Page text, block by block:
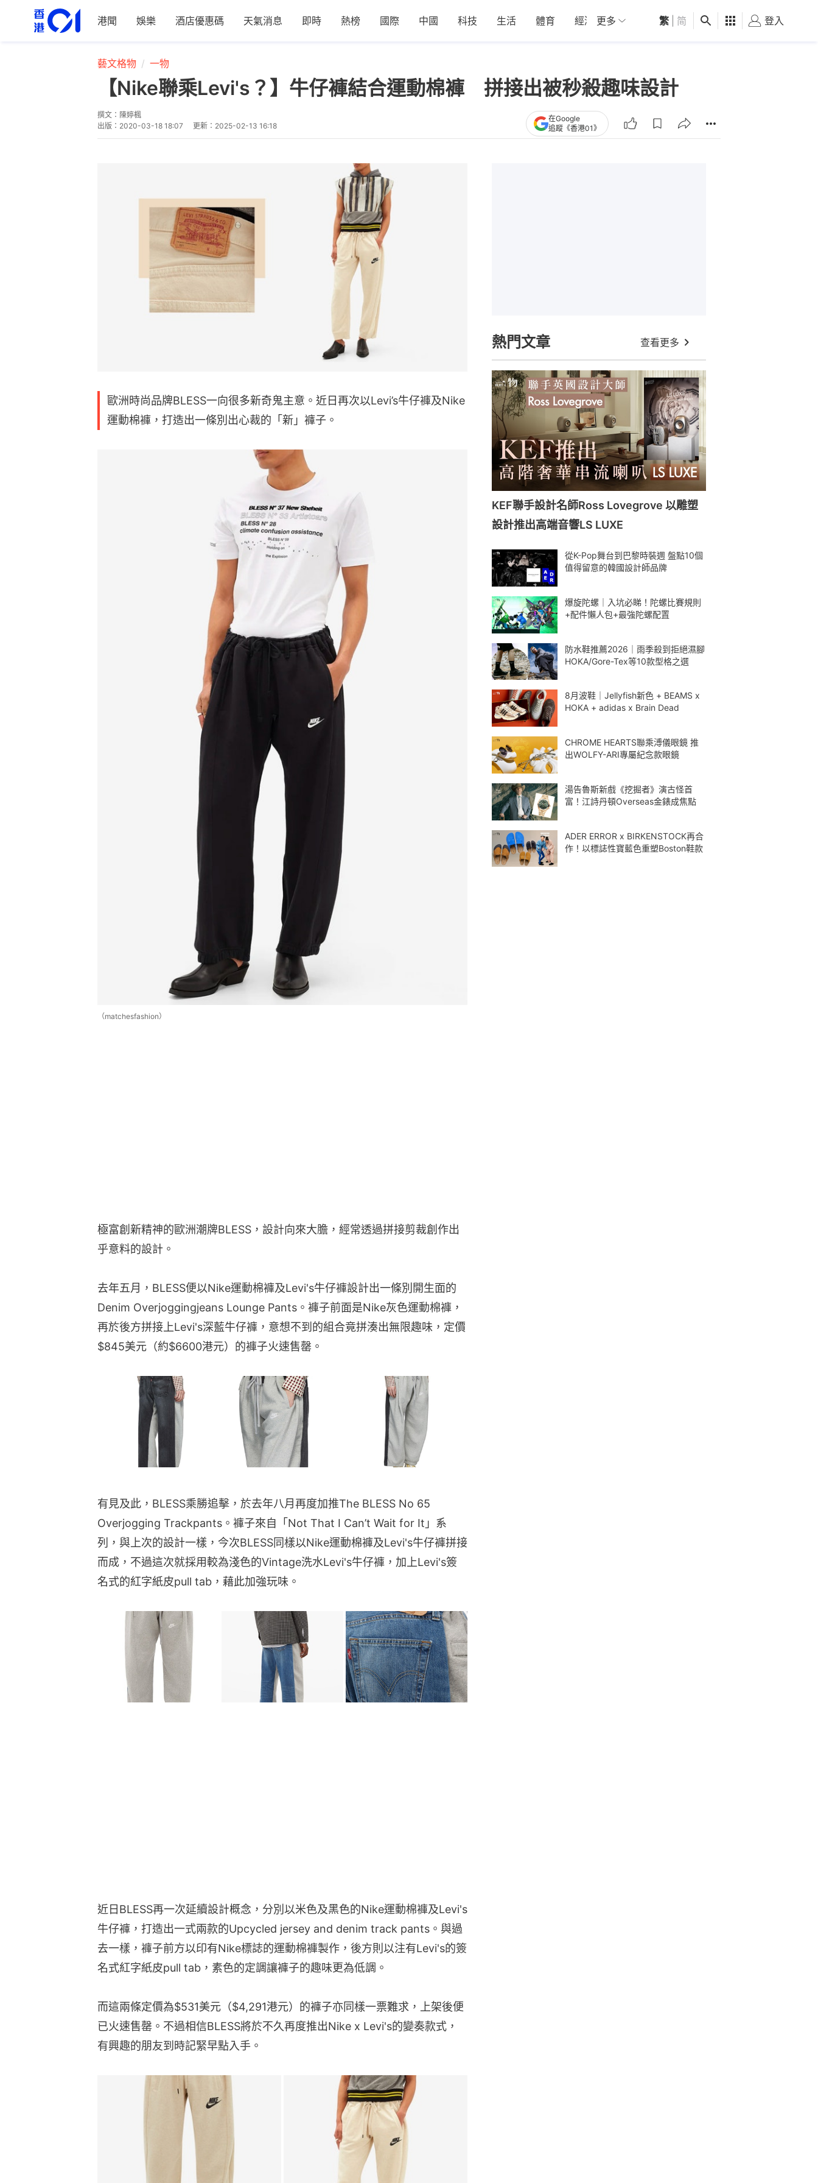
港聞 娛樂 酒店優惠碼 天氣消息 即時 熱榜 國際 中國 科技 生活 體育 經濟 01深圳 觀點 健康 好食玩飛
更多 繁 简 登入
藝文格物 一物
【Nike聯乘Levi's？】牛仔褲結合運動棉褲 拼接出被秒殺趣味設計
撰文： 陳婷楓
出版： 2020-03-18 18:07 更新： 2025-02-13 16:18
在Google
追蹤《香港01》
歐洲時尚品牌BLESS一向很多新奇鬼主意。近日再次以Levi’s牛仔褲及Nike
運動棉褲，打造出一條別出心裁的「新」褲子。
（matchesfashion）
極富創新精神的歐洲潮牌BLESS，設計向來大膽，經常透過拼接剪裁創作出
乎意料的設計。
去年五月，BLESS便以Nike運動棉褲及Levi's牛仔褲設計出一條別開生面的
Denim Overjoggingjeans Lounge Pants。褲子前面是Nike灰色運動棉褲，
再於後方拼接上Levi's深藍牛仔褲，意想不到的組合竟拼湊出無限趣味，定價
$845美元（約$6600港元）的褲子火速售罄。
有見及此，BLESS乘勝追擊，於去年八月再度加推The BLESS No 65
Overjogging Trackpants。褲子來自「Not That I Can’t Wait for It」系
列，與上次的設計一樣，今次BLESS同樣以Nike運動棉褲及Levi's牛仔褲拼接
而成，不過這次就採用較為淺色的Vintage洗水Levi's牛仔褲，加上Levi's簽
名式的紅字紙皮pull tab，藉此加強玩味。
近日BLESS再一次延續設計概念，分別以米色及黑色的Nike運動棉褲及Levi's
牛仔褲，打造出一式兩款的Upcycled jersey and denim track pants。與過
去一樣，褲子前方以印有Nike標誌的運動棉褲製作，後方則以注有Levi's的簽
名式紅字紙皮pull tab，素色的定調讓褲子的趣味更為低調。
而這兩條定價為$531美元（$4,291港元）的褲子亦同樣一票難求，上架後便
已火速售罄。不過相信BLESS將於不久再度推出Nike x Levi's的變奏款式，
有興趣的朋友到時記緊早點入手。
熱門文章 查看更多
KEF聯手設計名師Ross Lovegrove 以雕塑
設計推出高端音響LS LUXE
從K-Pop舞台到巴黎時裝週 盤點10個
值得留意的韓國設計師品牌
爆旋陀螺｜入坑必睇！陀螺比賽規則
+配件懶人包+最強陀螺配置
防水鞋推薦2026｜雨季殺到拒絕濕腳
HOKA/Gore-Tex等10款型格之選
8月波鞋｜Jellyfish新色 + BEAMS x
HOKA + adidas x Brain Dead
CHROME HEARTS聯乘溥儀眼鏡 推
出WOLFY-ARI專屬紀念款眼鏡
湯告魯斯新戲《挖掘者》演古怪首
富！江詩丹頓Overseas金錶成焦點
ADER ERROR x BIRKENSTOCK再合
作！以標誌性寶藍色重塑Boston鞋款